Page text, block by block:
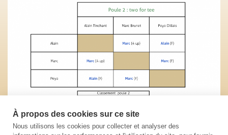
À propos des cookies sur ce site
Nous utilisons les cookies pour collecter et analyser des